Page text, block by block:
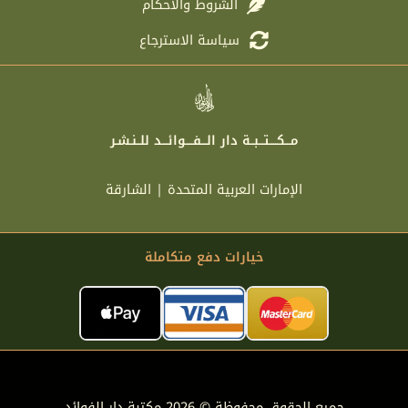
سياسة الاسترجاع
مـــكــــتـــبــة دار الـــفــــوائـــد للــنـشـر
الإمارات العربية المتحدة | الشارقة
خيارات دفع متكاملة